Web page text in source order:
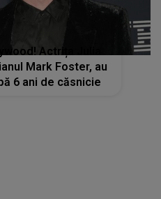
Actrița Julia
Mark Foster, au
6 ani de căsnicie